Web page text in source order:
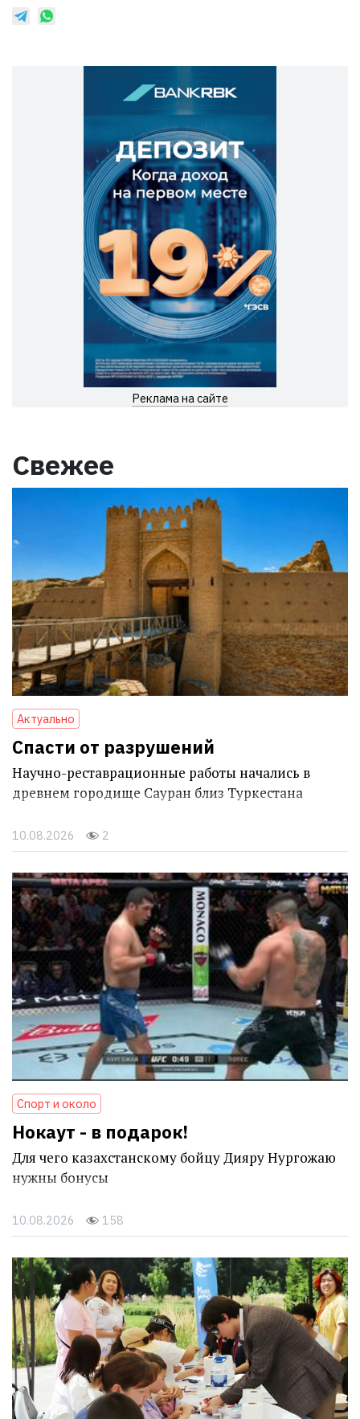
Реклама на сайте
Свежее
Актуально
Спасти от разрушений
Научно-реставрационные работы начались в
древнем городище Сауран близ Туркестана
10.08.2026 2
Спорт и около
Нокаут - в подарок!
Для чего казахстанскому бойцу Дияру Нургожаю
нужны бонусы
10.08.2026 158